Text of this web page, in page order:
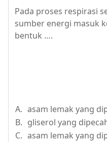
Pada proses respirasi
sumber energi masuk
bentuk ….
A. asam lemak yang
B. gliserol yang
C. asam lemak yang